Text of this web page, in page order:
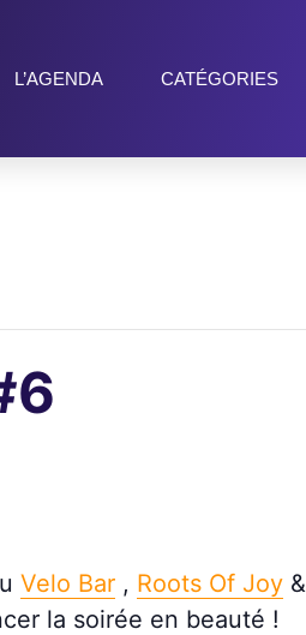
L’AGENDA CATÉGORIES
Velo Bar , Roots Of Joy
la soirée en beauté !